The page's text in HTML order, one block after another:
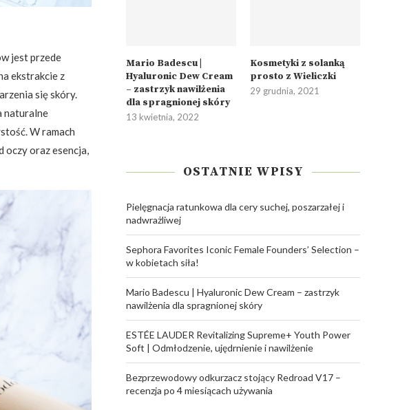
jest przede
ekstrakcie z
się skóry.
naturalne
W ramach
oczy oraz esencja,
Mario Badescu |
Hyaluronic Dew Cream
– zastrzyk nawilżenia
dla spragnionej skóry
13 kwietnia, 2022
Kosmetyki z solanką
prosto z Wieliczki
29 grudnia, 2021
OSTATNIE WPISY
Pielęgnacja ratunkowa dla cery suchej, poszarzałej i
nadwrażliwej
Sephora Favorites Iconic Female Founders’ Selection –
w kobietach siła!
Mario Badescu | Hyaluronic Dew Cream – zastrzyk
nawilżenia dla spragnionej skóry
ESTÉE LAUDER Revitalizing Supreme+ Youth Power
Soft | Odmłodzenie, ujędrnienie i nawilżenie
Bezprzewodowy odkurzacz stojący Redroad V17 –
recenzja po 4 miesiącach używania